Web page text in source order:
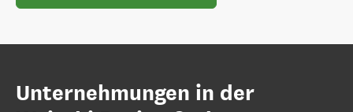
Unternehmungen in der